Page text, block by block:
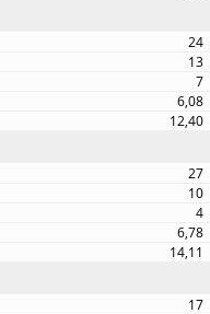
24
13
7
6,08
12,40
27
10
4
6,78
14,11
17